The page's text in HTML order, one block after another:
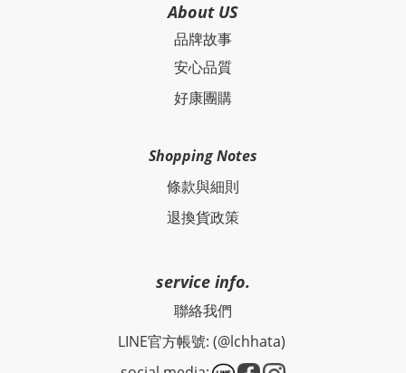
About US
品牌故事
安心品質
好康團購
Shopping Notes
條款與細則
退換貨政策
service info.
聯絡我們
LINE官方帳號: (@lchhata)